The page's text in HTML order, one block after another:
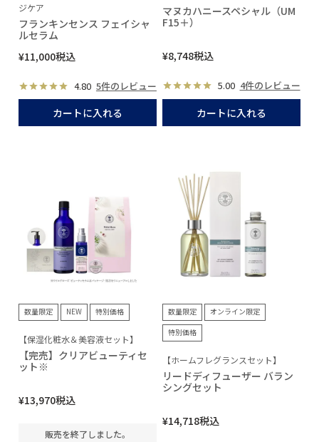
ジケア
フランキンセンス フェイシャ
ルセラム
¥11,000税込
4.80 5件のレビュー
カートに入れる
マヌカハニースペシャル（UM
F15＋）
¥8,748税込
5.00 4件のレビュー
カートに入れる
数量限定 NEW 特別価格
【保湿化粧水＆美容液セット】
【完売】クリアビューティセ
ット※
¥13,970税込
販売を終了しました。
数量限定
オンライン限定
特別価格
【ホームフレグランスセット】
リードディフューザー バラン
シングセット
¥14,718税込